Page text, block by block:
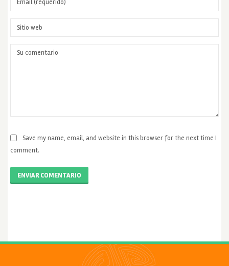
Save my name, email, and website in this browser for the next time I
comment.
ENVIAR COMENTARIO